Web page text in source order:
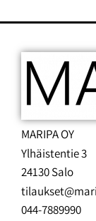
MARIPA OY
Ylhäistentie 3
24130 Salo
044-7889990